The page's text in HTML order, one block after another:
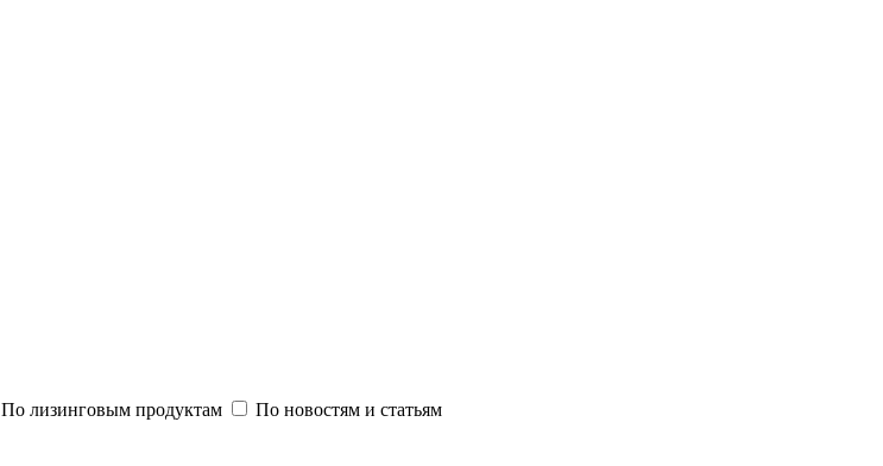
По лизинговым продуктам По новостям и статьям